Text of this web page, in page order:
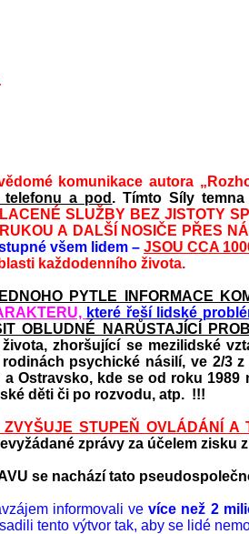
komunikace autora
telefonu a pod . Tímto Síly temna
SLUŽBY BEZ JISTOTY
A DALŠÍ NOSIČE PŘES
všem lidem –JSOU CCA
každodenního života.
PYTLE INFORMACE
které řeší lidské
OBLUDNÉ NARŮSTAJÍCÍ
zhoršující se mezilidské
psychické násilí, ve 2/3
Ostravsko, kde se od roku
děti či po rozvodu, atp. !!!
STUPEŇ OVLÁDÁNÍ A
zprávy za účelem zisku
se nachází tato
informovali vevíce než 2
tento výtvor tak, aby se lidé